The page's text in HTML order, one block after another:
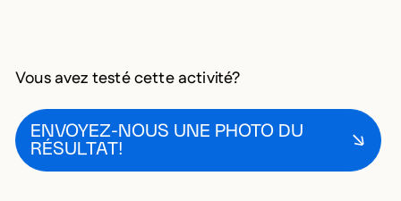
Vous avez testé cette activité?
ENVOYEZ-NOUS UNE PHOTO DU
RÉSULTAT!